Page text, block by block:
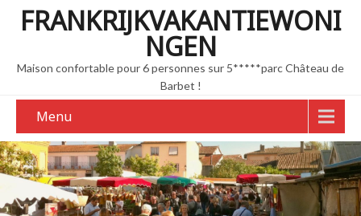
FRANKRIJKVAKANTIEWONI
NGEN
Maison confortable pour 6 personnes sur 5*****parc Château de
Barbet !
Menu